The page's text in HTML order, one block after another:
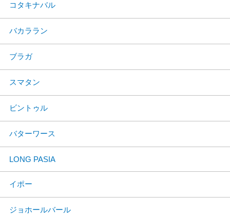
コタキナバル
バカララン
ブラガ
スマタン
ビントゥル
バターワース
LONG PASIA
イポー
ジョホールバール